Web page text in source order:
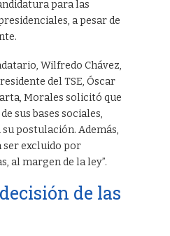
para las
a pesar de
Wilfredo Chávez,
del TSE, Óscar
Morales solicitó que
sus bases sociales,
postulación. Además,
ser excluido por
al margen de la ley”.
de las